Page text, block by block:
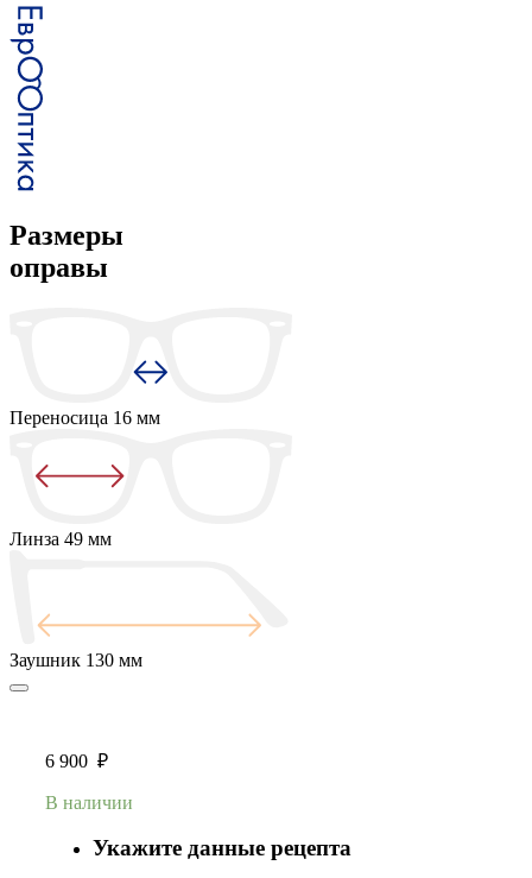
Размеры
оправы
Переносица 16 мм
Линза 49 мм
Заушник 130 мм
6 900 ₽
В наличии
Укажите данные рецепта